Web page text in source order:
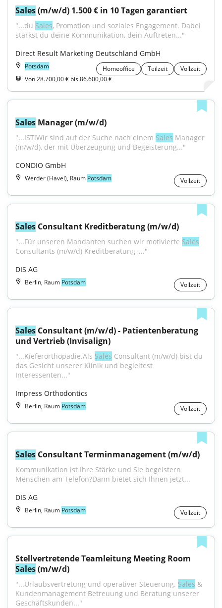
Sales (m/w/d) 1.500 € in 10 Tagen garantiert
"...du Sales, Promotion und soziales Engagement. Dabei
stärkst du deine Kommunikation, dein Auftreten..."
Direct Result Marketing Deutschland GmbH
Potsdam Homeoffice Teilzeit
Vollzeit
Von 28.700,00 € bis 86.600,00 €
Sales Manager (m/w/d)
"...IST!Wir sind auf der Suche nach einem Sales Manager
(m/w/d), der mit Überzeugung und Begeisterung..."
CONDIO GmbH
Werder (Havel), Raum Potsdam Vollzeit
Sales Consultant Kreditberatung (m/w/d)
"...Für unseren Mandanten suchen wir motivierte Sales
Consultants (m/w/d) Kreditberatung ,..."
DIS AG
Berlin, Raum Potsdam Vollzeit
Sales Consultant (m/w/d) - Patientenberatung
und Vertrieb (Invisalign)
"...Kieferorthopädie.Als Sales Consultant (m/w/d) bist du
das Gesicht unserer Klinik und begleitest
Interessenten..."
Impress Orthodontics
Berlin, Raum Potsdam Vollzeit
Sales Consultant Terminmanagement (m/w/d)
Kommunikation ist Ihre Stärke und Sie begeistern
Menschen am Telefon?Dann bietet sich Ihnen jetzt...
DIS AG
Berlin, Raum Potsdam Vollzeit
Sales (m/w/d)
"...Urlaubsvertretung und operativer Steuerung. Sales &
Kundenmanagement Betreuung und Beratung unserer
Geschäftskunden..."